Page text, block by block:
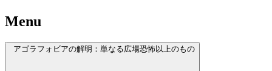
Menu
アゴラフォビアの解明：単なる広場恐怖以上のもの